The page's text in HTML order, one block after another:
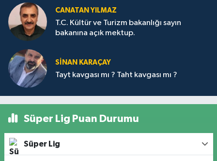
CANATAN YILMAZ
T.C. Kültür ve Turizm bakanlığı sayın
bakanına açık mektup.
SİNAN KARAÇAY
Tayt kavgası mı ? Taht kavgası mı ?
Süper Lig Puan Durumu
Süper Lig